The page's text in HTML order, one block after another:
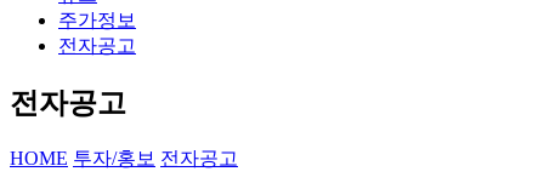
주가정보
전자공고
전자공고
HOME 투자/홍보 전자공고